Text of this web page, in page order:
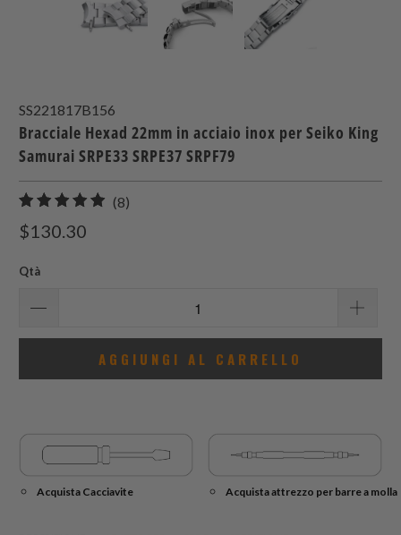
SS221817B156
Bracciale Hexad 22mm in acciaio inox per Seiko King
Samurai SRPE33 SRPE37 SRPF79
(8)
$130.30
Qtà
AGGIUNGI AL CARRELLO
Acquista Cacciavite Acquista attrezzo per barre a molla